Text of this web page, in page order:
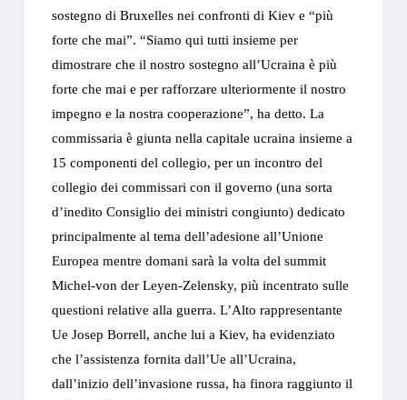
sostegno di Bruxelles nei confronti di Kiev e “più
forte che mai”. “Siamo qui tutti insieme per
dimostrare che il nostro sostegno all’Ucraina è più
forte che mai e per rafforzare ulteriormente il nostro
impegno e la nostra cooperazione”, ha detto. La
commissaria è giunta nella capitale ucraina insieme a
15 componenti del collegio, per un incontro del
collegio dei commissari con il governo (una sorta
d’inedito Consiglio dei ministri congiunto) dedicato
principalmente al tema dell’adesione all’Unione
Europea mentre domani sarà la volta del summit
Michel-von der Leyen-Zelensky, più incentrato sulle
questioni relative alla guerra. L’Alto rappresentante
Ue Josep Borrell, anche lui a Kiev, ha evidenziato
che l’assistenza fornita dall’Ue all’Ucraina,
dall’inizio dell’invasione russa, ha finora raggiunto il